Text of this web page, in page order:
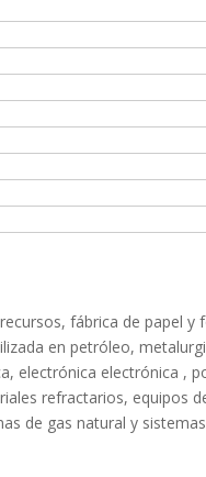
fábrica de papel y
en petróleo,
electrónica electrónica ,
refractarios, equipos
de gas natural y